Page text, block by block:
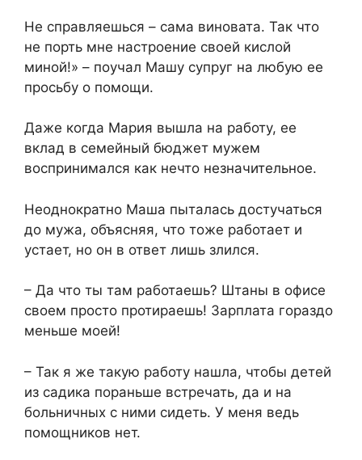
Не справляешься – сама виновата. Так что
не порть мне настроение своей кислой
миной!» – поучал Машу супруг на любую ее
просьбу о помощи.
Даже когда Мария вышла на работу, ее
вклад в семейный бюджет мужем
воспринимался как нечто незначительное.
Неоднократно Маша пыталась достучаться
до мужа, объясняя, что тоже работает и
устает, но он в ответ лишь злился.
– Да что ты там работаешь? Штаны в офисе
своем просто протираешь! Зарплата гораздо
меньше моей!
– Так я же такую работу нашла, чтобы детей
из садика пораньше встречать, да и на
больничных с ними сидеть. У меня ведь
помощников нет.